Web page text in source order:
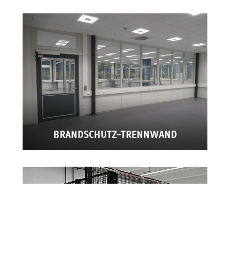
BRANDSCHUTZ-TRENNWAND